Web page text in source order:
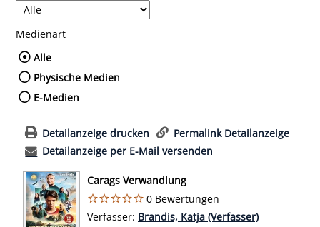
Medienart
Wählen Sie die Medienart nach der Sie
Alle
Physische Medien
E-Medien
Detailanzeige drucken
Permalink Detailanzeige
Detailanzeige per E-Mail versenden
Carags Verwandlung
0 Bewertungen
Verfasser: Suche nach diesem Verfasser
Brandis, Katja (Verfasser)